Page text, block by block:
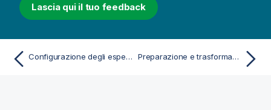
Lascia qui il tuo feedback
Configurazione degli esperimenti Preparazione e trasformazione automatica dei dati